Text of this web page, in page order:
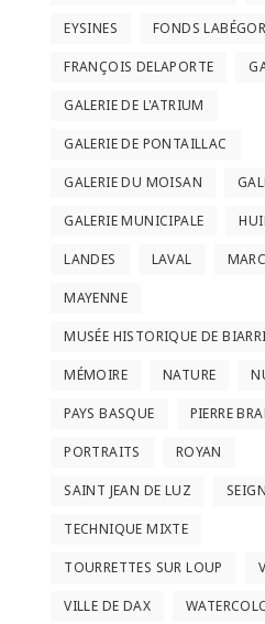
EYSINES FONDS
FRANÇOIS DELAPORTE
GALERIE DE L'ATRIUM
GALERIE DE PONTAILLAC
GALERIE DU MOISAN
GALERIE MUNICIPALE
LANDES LAVAL
MAYENNE
MUSÉE HISTORIQUE DE
MÉMOIRE NATURE
PAYS BASQUE PIERRE
PORTRAITS ROYAN
SAINT JEAN DE LUZ
TECHNIQUE MIXTE
TOURRETTES SUR LOUP
VILLE DE DAX